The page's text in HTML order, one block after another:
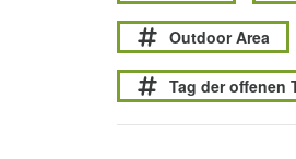
Outdoor Area
Tag der offenen